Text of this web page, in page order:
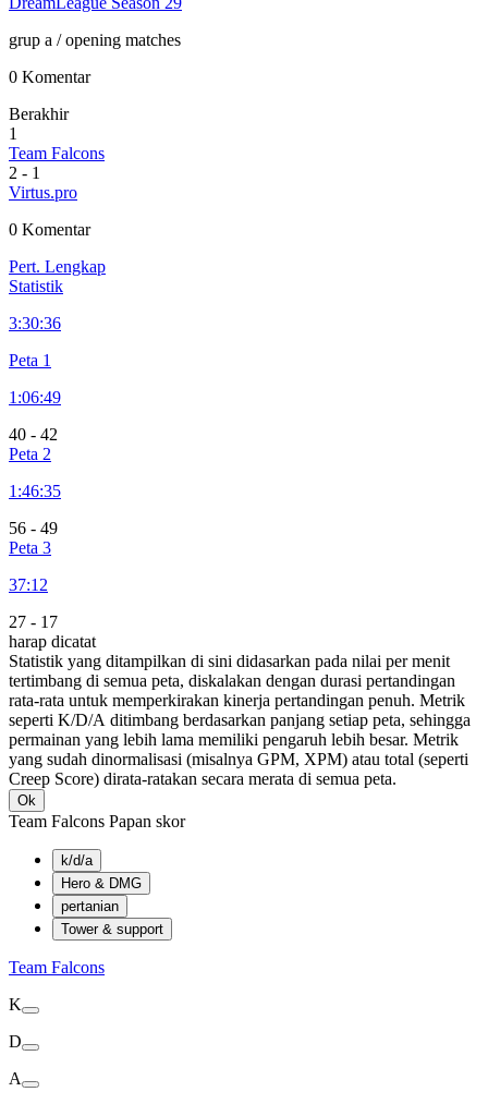
grup a / opening matches
0 Komentar
Berakhir
1
Team Falcons
2 - 1
Virtus.pro
0 Komentar
Pert. Lengkap
Statistik
3:30:36
Peta 1
1:06:49
40 - 42
Peta 2
1:46:35
56 - 49
Peta 3
37:12
27 - 17
harap dicatat
Statistik yang ditampilkan di sini didasarkan pada nilai per menit
tertimbang di semua peta, diskalakan dengan durasi pertandingan
rata-rata untuk memperkirakan kinerja pertandingan penuh. Metrik
seperti K/D/A ditimbang berdasarkan panjang setiap peta, sehingga
permainan yang lebih lama memiliki pengaruh lebih besar. Metrik
yang sudah dinormalisasi (misalnya GPM, XPM) atau total (seperti
Creep Score) dirata-ratakan secara merata di semua peta.
Ok
Team Falcons Papan skor
k/d/a
Hero & DMG
pertanian
Tower & support
Team Falcons
K
D
A